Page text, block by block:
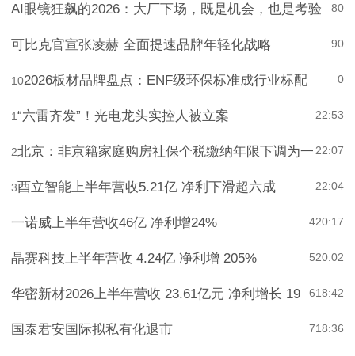
0
8
AI眼镜狂飙的2026：大厂下场，既是机会，也是考验
0
9
可比克官宣张凌赫 全面提速品牌年轻化战略
0
102026板材品牌盘点：ENF级环保标准成行业标配
22:53
1 “六雷齐发”！光电龙头实控人被立案
22:07
2北京：非京籍家庭购房社保个税缴纳年限下调为一
22:04
3酉立智能上半年营收5.21亿 净利下滑超六成
20:17
4
一诺威上半年营收46亿 净利增24%
20:02
5
晶赛科技上半年营收 4.24亿 净利增 205%
18:42
6
华密新材2026上半年营收 23.61亿元 净利增长 19
18:36
7
国泰君安国际拟私有化退市